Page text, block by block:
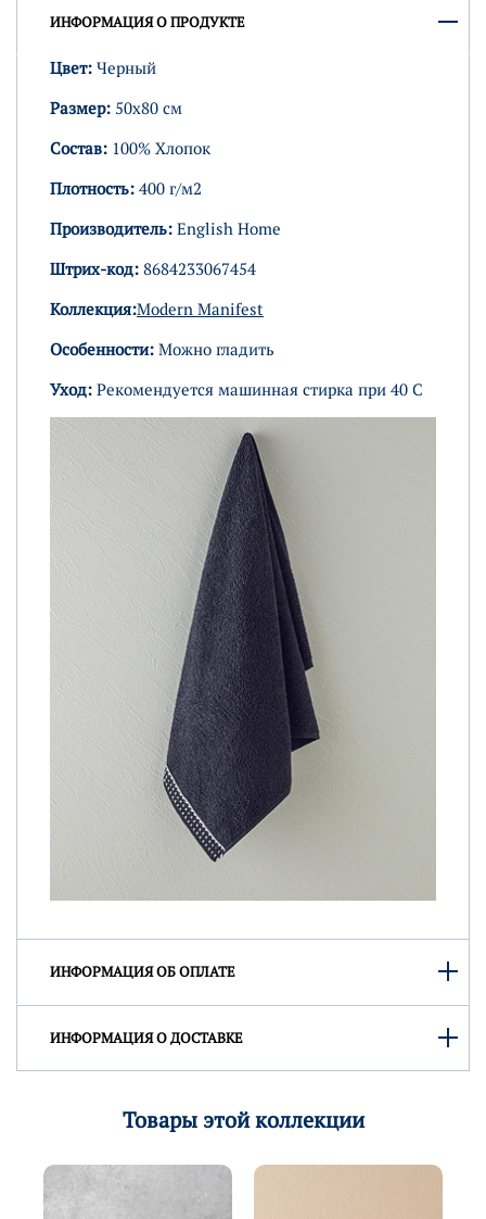
ИНФОРМАЦИЯ О ПРОДУКТЕ
Цвет: Черный
Размер: 50х80 см
Состав: 100% Хлопок
Плотность: 400 г/м2
Производитель: English Home
Штрих-код: 8684233067454
Коллекция:Modern Manifest
Особенности: Можно гладить
Уход: Рекомендуется машинная стирка при 40 C
ИНФОРМАЦИЯ ОБ ОПЛАТЕ
ИНФОРМАЦИЯ О ДОСТАВКЕ
Товары этой коллекции